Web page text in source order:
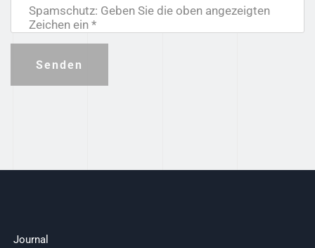
Spamschutz: Geben Sie die oben angezeigten
Zeichen ein *
Senden
Journal